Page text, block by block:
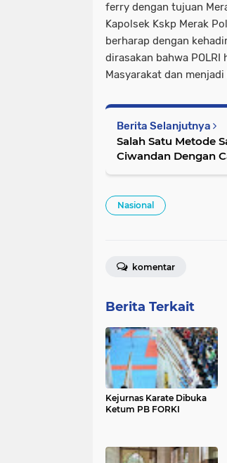
ferry dengan tujuan
Kapolsek Kskp Merak
berharap dengan
dirasakan bahwa
Masyarakat dan
Berita Selanjutnya
Salah Satu Metode
Ciwandan Dengan
Nasional
komentar
Berita Terkait
Kejurnas Karate Dibuka
Ketum PB FORKI